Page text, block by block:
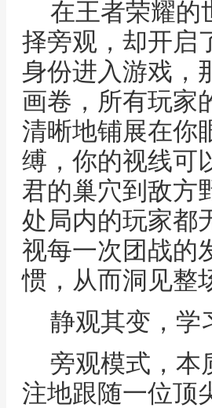
在王者荣耀的
择旁观，却开启
身份进入游戏，
画卷，所有玩家
清晰地铺展在你
缚，你的视线可
君的巢穴到敌方
处局内的玩家都
视每一次团战的
惯，从而洞见整
静观其变，学
旁观模式，本
注地跟随一位顶